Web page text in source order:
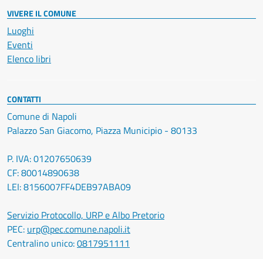
VIVERE IL COMUNE
Luoghi
Eventi
Elenco libri
CONTATTI
Comune di Napoli
Palazzo San Giacomo, Piazza Municipio - 80133
P. IVA: 01207650639
CF: 80014890638
LEI: 8156007FF4DEB97ABA09
Servizio Protocollo, URP e Albo Pretorio
PEC: urp@pec.comune.napoli.it
Centralino unico:0817951111